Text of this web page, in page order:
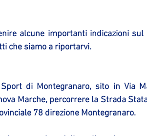
alcune importanti indicazioni sul
che siamo a riportarvi.
di Montegranaro, sito in Via
Marche, percorrere la Strada
78 direzione Montegranaro.